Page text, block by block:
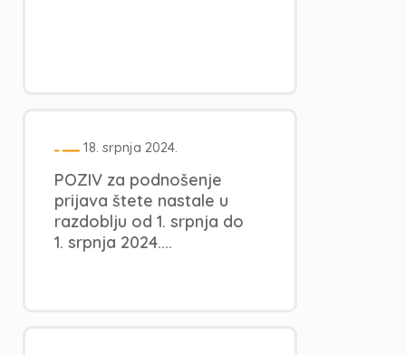
18. srpnja 2024.
POZIV za podnošenje
prijava štete nastale u
razdoblju od 1. srpnja do
1. srpnja 2024....